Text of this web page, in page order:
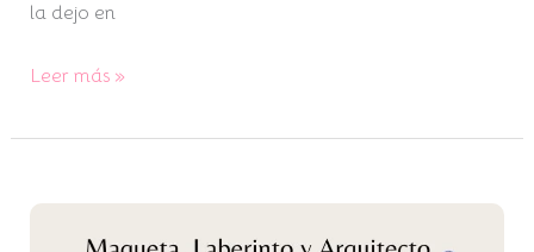
la dejo en
Leer más »
y